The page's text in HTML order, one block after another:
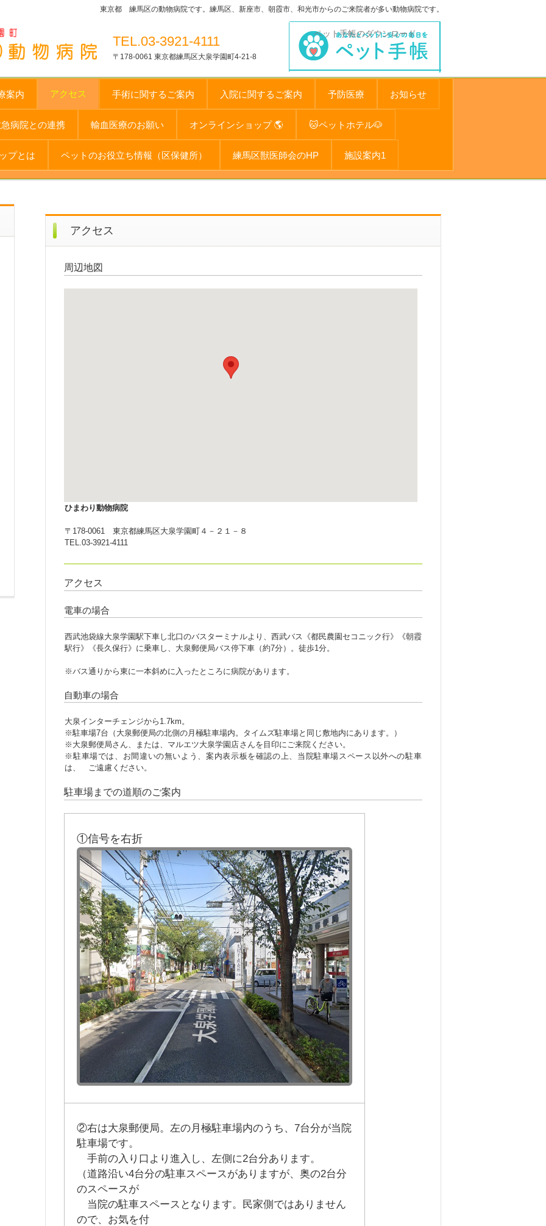
東京都 練馬区の動物病院です。練馬区、新座市、朝霞市、和光市からのご来院者が多い動物病院です。
TEL.03-3921-4111
〒178-0061 東京都練馬区大泉学園町4-21-8
ペット手帳のダウンロード
案内 アクセス 手術に関するご案内 入院に関するご案内 予防医療 お知らせ
病院との連携 輸血医療のお願い オンラインショップ 🌎 🐱ペットホテル🐶
プとは ペットのお役立ち情報（区保健所） 練馬区獣医師会のHP 施設案内1
アクセス
周辺地図
ひまわり動物病院
〒178-0061 東京都練馬区大泉学園町４－２１－８
TEL.03-3921-4111
アクセス
電車の場合
西武池袋線大泉学園駅下車し北口のバスターミナルより、西武バス《都民農園セコニック行》《朝霞
駅行》《長久保行》に乗車し、大泉郵便局バス停下車（約7分）。徒歩1分。
※バス通りから東に一本斜めに入ったところに病院があります。
自動車の場合
大泉インターチェンジから1.7km。
※駐車場7台（大泉郵便局の北側の月極駐車場内。タイムズ駐車場と同じ敷地内にあります。）
※大泉郵便局さん、または、マルエツ大泉学園店さんを目印にご来院ください。
※駐車場では、お間違いの無いよう、案内表示板を確認の上、当院駐車場スペース以外への駐車
は、 ご遠慮ください。
駐車場までの道順のご案内
①信号を右折
②右は大泉郵便局。左の月極駐車場内のうち、7台分が当院
駐車場です。
手前の入り口より進入し、左側に2台分あります。
（道路沿い4台分の駐車スペースがありますが、奥の2台分
のスペースが
当院の駐車スペースとなります。民家側ではありません
ので、お気を付